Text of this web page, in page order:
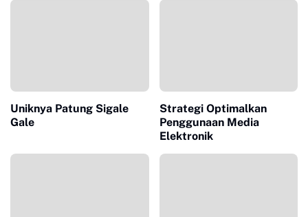
Uniknya Patung Sigale
Gale
Strategi Optimalkan
Penggunaan Media
Elektronik